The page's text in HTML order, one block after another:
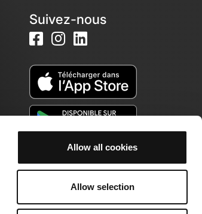
Allow all cookies
Allow selection
Suivez-nous